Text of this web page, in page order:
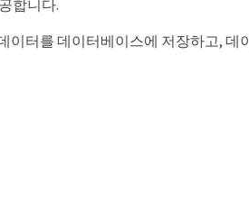
합니다.
이터를 데이터베이스에 저장하고,